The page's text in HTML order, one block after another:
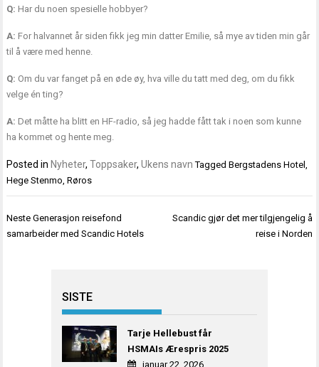
Q: Har du noen spesielle hobbyer?
A: For halvannet år siden fikk jeg min datter Emilie, så mye av tiden min går
til å være med henne.
Q: Om du var fanget på en øde øy, hva ville du tatt med deg, om du fikk
velge én ting?
A: Det måtte ha blitt en HF-radio, så jeg hadde fått tak i noen som kunne
ha kommet og hente meg.
Posted in Nyheter,Toppsaker,Ukens navn TaggedBergstadens Hotel,
Hege Stenmo,Røros
Innleggsnavigasjon
Neste Generasjon reisefond
samarbeider med Scandic Hotels
Scandic gjør det mer tilgjengelig å
reise i Norden
SISTE
Tarje Hellebust får
HSMAIs Ærespris 2025
januar 22, 2026